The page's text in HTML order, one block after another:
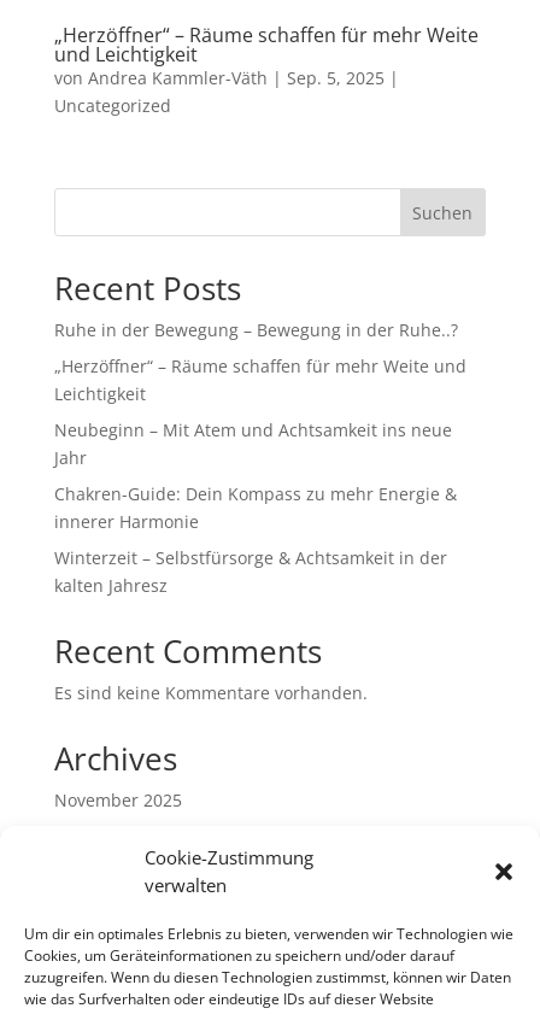
Cookie-Zustimmung
verwalten
Um dir ein optimales Erlebnis zu bieten, verwenden wir Technologien wie
Cookies, um Geräteinformationen zu speichern und/oder darauf
zuzugreifen. Wenn du diesen Technologien zustimmst, können wir Daten
wie das Surfverhalten oder eindeutige IDs auf dieser Website
„Herzöffner“ – Räume schaffen für mehr Weite
und Leichtigkeit
von Andrea Kammler-Väth | Sep. 5, 2025|
Uncategorized
Suchen
Recent Posts
Ruhe in der Bewegung – Bewegung in der Ruhe..?
„Herzöffner“ – Räume schaffen für mehr Weite und
Leichtigkeit
Neubeginn – Mit Atem und Achtsamkeit ins neue
Jahr
Chakren-Guide: Dein Kompass zu mehr Energie &
innerer Harmonie
Winterzeit – Selbstfürsorge & Achtsamkeit in der
kalten Jahresz
Recent Comments
Es sind keine Kommentare vorhanden.
Archives
November 2025
Dezember 2023
September 2023